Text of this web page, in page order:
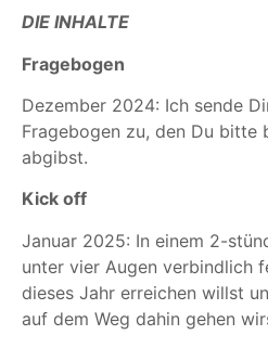
DIE INHALTE
Fragebogen
Dezember 2024: Ich sende
Fragebogen zu, den Du bitte
abgibst.
Kick off
Januar 2025: In einem 2-
unter vier Augen verbindlich
dieses Jahr erreichen willst
auf dem Weg dahin gehen